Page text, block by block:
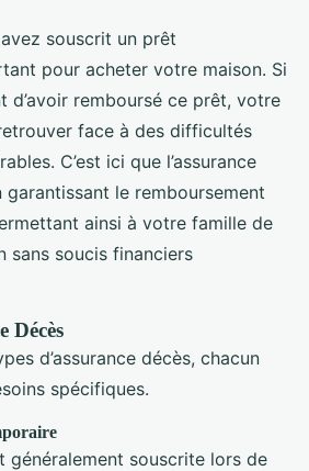
souscrit un prêt
pour acheter votre maison. Si
d’avoir remboursé ce prêt, votre
face à des difficultés
C’est ici que l’assurance
le remboursement
ainsi à votre famille de
sans soucis financiers
Décès
d’assurance décès, chacun
spécifiques.
généralement souscrite lors de